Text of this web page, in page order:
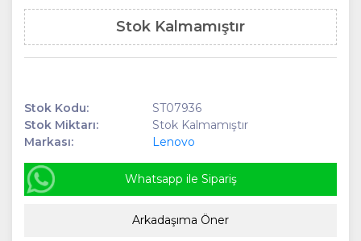
Stok Kalmamıştır
Stok Kodu:
ST07936
Stok Miktarı:
Stok Kalmamıştır
Markası:
Lenovo
Whatsapp ile Sipariş
Arkadaşıma Öner